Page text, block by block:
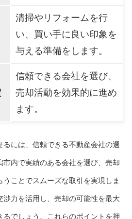
清掃やリフォームを行
い、買い手に良い印象を
与える準備をします。
信頼できる会社を選び、
売却活動を効果的に進め
ます。
るには、信頼できる不動産会社の選
市内で実績のある会社を選び、売却
ことでスムーズな取引を実現しま
渉力を活用し、売却の可能性を最大
るでしょう。これらのポイントを押